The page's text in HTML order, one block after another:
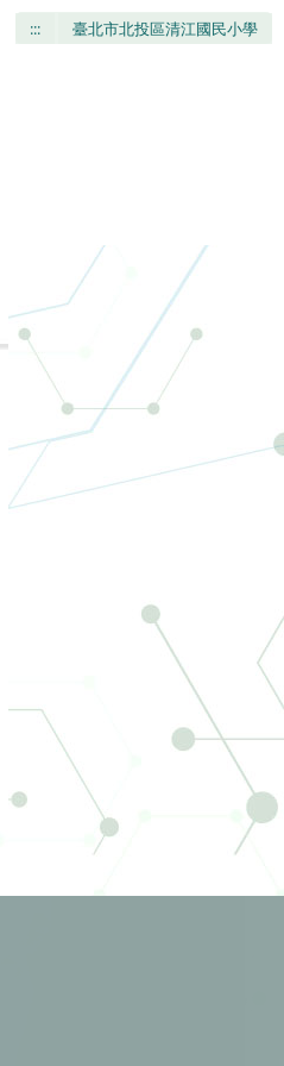
::: 臺北市北投區清江國民小學